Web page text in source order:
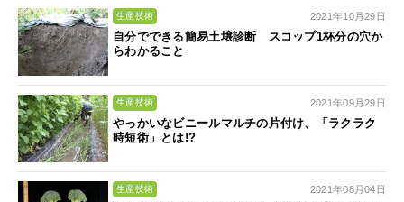
生産技術 2021年10月29日
自分でできる簡易土壌診断 スコップ1杯分の穴か
らわかること
生産技術 2021年09月29日
やっかいなビニールマルチの片付け、「ラクラク
時短術」とは!?
生産技術 2021年08月04日